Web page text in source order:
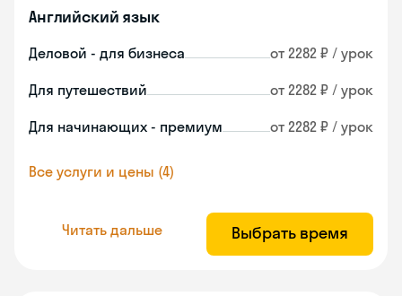
Английский язык
Деловой - для бизнеса от 2282 ₽ / урок
Для путешествий от 2282 ₽ / урок
Для начинающих - премиум от 2282 ₽ / урок
Все услуги и цены (4)
Читать дальше Выбрать время